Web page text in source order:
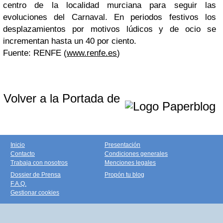
centro de la localidad murciana para seguir las
evoluciones del Carnaval. En periodos festivos los
desplazamientos por motivos lúdicos y de ocio se
incrementan hasta un 40 por ciento.
Fuente: RENFE (www.renfe.es)
Volver a la Portada de
Inicio
Contacto
Trabaja con nosotros
Presentación
Condiciones generales
Menciones legales
Dossier de Prensa
F.A.Q.
Gestionar cookies
Propón tu blog